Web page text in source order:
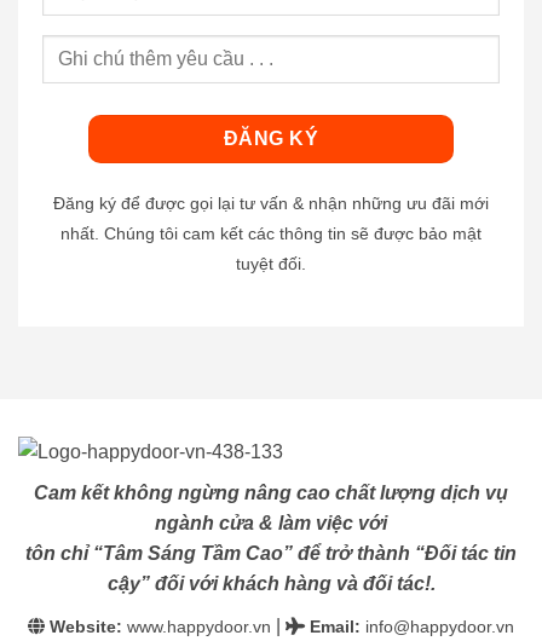
Đăng ký để được gọi lại tư vấn & nhận những ưu đãi mới
nhất. Chúng tôi cam kết các thông tin sẽ được bảo mật
tuyệt đối.
Cam kết không ngừng nâng cao chất lượng dịch vụ
ngành cửa & làm việc với
tôn chỉ “Tâm Sáng Tầm Cao” để trở thành “Đối tác tin
cậy” đối với khách hàng và đối tác!.
Website: www.happydoor.vn Email: info@happydoor.vn